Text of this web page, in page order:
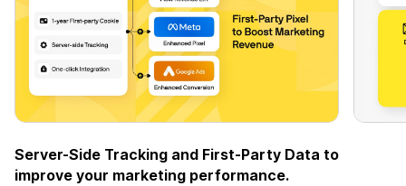
Server-Side Tracking and First-Party Data to
improve your marketing performance.